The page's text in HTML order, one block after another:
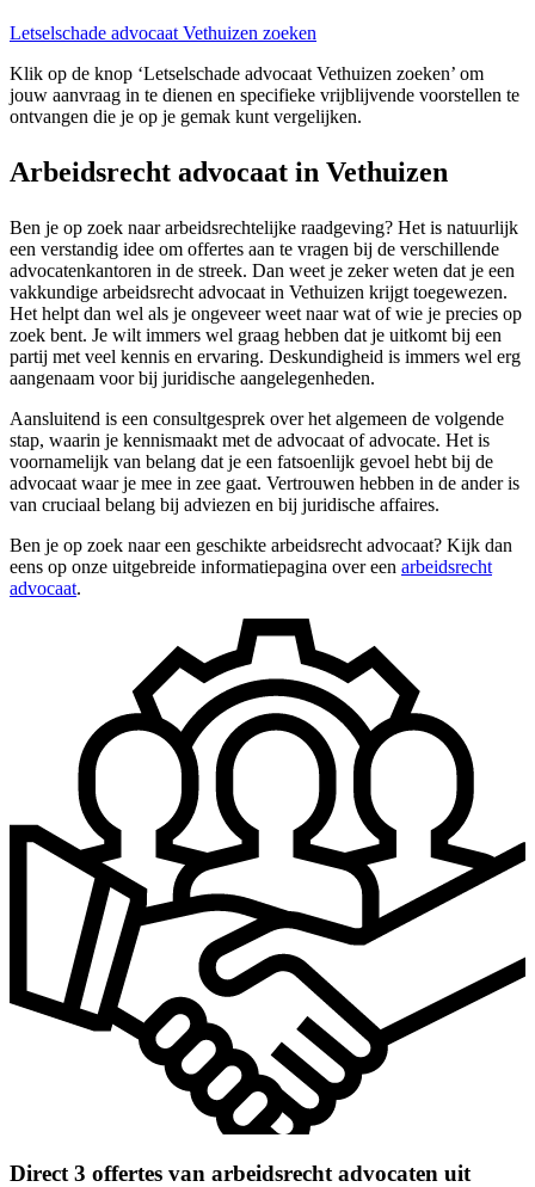
Letselschade advocaat Vethuizen zoeken
Klik op de knop ‘Letselschade advocaat Vethuizen zoeken’ om
jouw aanvraag in te dienen en specifieke vrijblijvende voorstellen te
ontvangen die je op je gemak kunt vergelijken.
Arbeidsrecht advocaat in Vethuizen
Ben je op zoek naar arbeidsrechtelijke raadgeving? Het is natuurlijk
een verstandig idee om offertes aan te vragen bij de verschillende
advocatenkantoren in de streek. Dan weet je zeker weten dat je een
vakkundige arbeidsrecht advocaat in Vethuizen krijgt toegewezen.
Het helpt dan wel als je ongeveer weet naar wat of wie je precies op
zoek bent. Je wilt immers wel graag hebben dat je uitkomt bij een
partij met veel kennis en ervaring. Deskundigheid is immers wel erg
aangenaam voor bij juridische aangelegenheden.
Aansluitend is een consultgesprek over het algemeen de volgende
stap, waarin je kennismaakt met de advocaat of advocate. Het is
voornamelijk van belang dat je een fatsoenlijk gevoel hebt bij de
advocaat waar je mee in zee gaat. Vertrouwen hebben in de ander is
van cruciaal belang bij adviezen en bij juridische affaires.
Ben je op zoek naar een geschikte arbeidsrecht advocaat? Kijk dan
eens op onze uitgebreide informatiepagina over een arbeidsrecht
advocaat.
Direct 3 offertes van arbeidsrecht advocaten uit